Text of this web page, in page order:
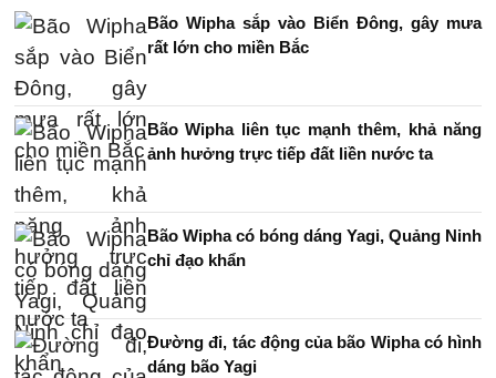
Bão Wipha sắp vào Biển Đông, gây mưa
rất lớn cho miền Bắc
Bão Wipha liên tục mạnh thêm, khả năng
ảnh hưởng trực tiếp đất liền nước ta
Bão Wipha có bóng dáng Yagi, Quảng Ninh
chỉ đạo khẩn
Đường đi, tác động của bão Wipha có hình
dáng bão Yagi